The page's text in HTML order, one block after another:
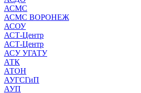
АСМС
АСМС ВОРОНЕЖ
АСОУ
АСТ-Центр
АСТ-Центр
АСУ УГАТУ
АТК
АТОН
АУГСГиП
АУП